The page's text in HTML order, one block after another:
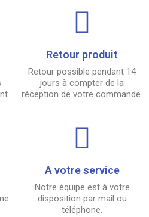
Retour produit
Retour possible pendant 14
jours à compter de la
réception de votre commande.
A votre service
Notre équipe est à votre
disposition par mail ou
téléphone.